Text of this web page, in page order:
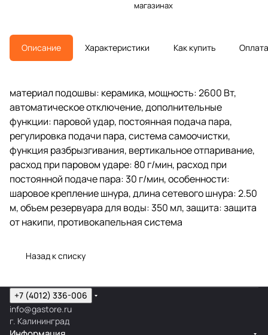
магазинах
Описание Характеристики Как купить Оплата
материал подошвы: керамика, мощность: 2600 Вт,
автоматическое отключение, дополнительные
функции: паровой удар, постоянная подача пара,
регулировка подачи пара, система самоочистки,
функция разбрызгивания, вертикальное отпаривание,
расход при паровом ударе: 80 г/мин, расход при
постоянной подаче пара: 30 г/мин, особенности:
шаровое крепление шнура, длина сетевого шнура: 2.50
м, объeм резервуара для воды: 350 мл, защита: защита
от накипи, противокапельная система
Назад к списку
+7 (4012) 336-006
info@gastore.ru
г. Калининград